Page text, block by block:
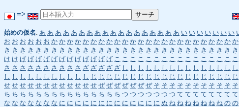
=>
始めの仮名: あ あ あ あ あ あ あ あ あ あ あ あ あ あ あ あ あ あ い い い い い い い
お お お お お お か か か か か か か か か か か か か か か か か か か か か か か か
き き き き き き き き き き き き き き き き き き き き き き き き き き き き き き
け け げ げ げ げ げ げ げ げ げ げ げ げ こ こ こ こ こ こ こ こ こ こ こ こ こ こ こ こ
さ さ さ さ さ さ さ さ さ さ ざ ざ ざ ざ ざ し し し し し し し し し し し し し し し
し し し し し し し し し し し じ じ じ じ じ じ じ じ じ じ じ じ じ じ じ じ じ じ じ
せ せ せ せ せ せ せ せ せ せ せ せ ぜ ぜ ぜ ぜ ぜ ぜ ぜ そ そ そ そ そ そ そ そ そ そ そ
ち ち ち ち ち ち ち ち ち ち ち ち ち ち ち つ つ つ つ つ つ つ て て て て て て て て
な な な な な な な に に に に に に に に に に に に に ぬ ね ね ね ね ね ね ね の の